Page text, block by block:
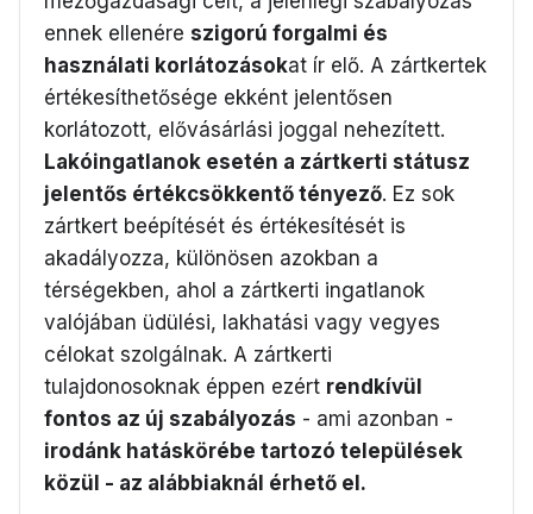
ennek ellenére szigorú forgalmi és
használati korlátozásokat ír elő. A zártkertek
értékesíthetősége ekként jelentősen
korlátozott, elővásárlási joggal nehezített.
Lakóingatlanok esetén a zártkerti státusz
jelentős értékcsökkentő tényező. Ez sok
zártkert beépítését és értékesítését is
akadályozza, különösen azokban a
térségekben, ahol a zártkerti ingatlanok
valójában üdülési, lakhatási vagy vegyes
célokat szolgálnak. A zártkerti
tulajdonosoknak éppen ezért rendkívül
fontos az új szabályozás - ami azonban -
irodánk hatáskörébe tartozó települések
közül - az alábbiaknál érhető el.